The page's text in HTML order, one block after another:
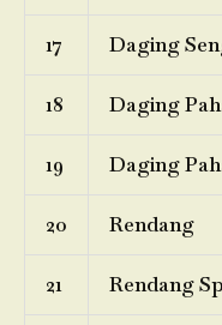
17 Daging
18 Daging
19 Daging
20 Rendang
21 Rendang